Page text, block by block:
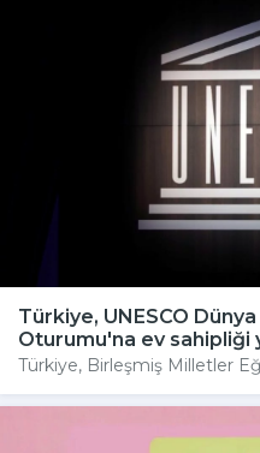
Türkiye, UNESCO
Oturumu'na ev sahipliği
Türkiye, Birleşmiş Milletler